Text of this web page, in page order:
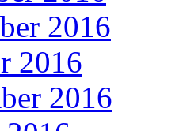
2016
2016
2016